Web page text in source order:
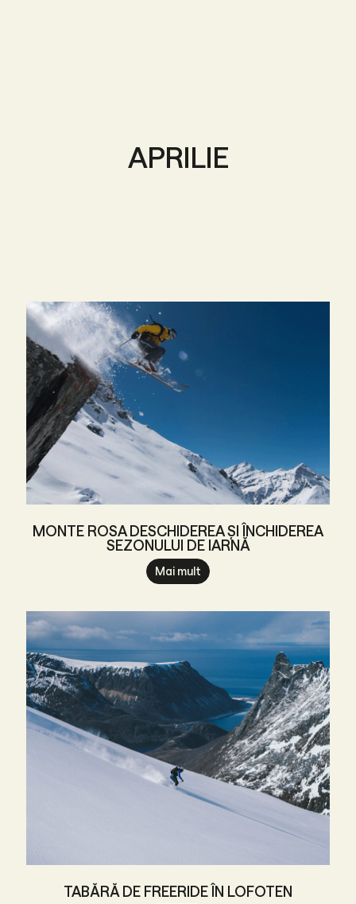
APRILIE
MONTE ROSA DESCHIDEREA ȘI ÎNCHIDEREA
SEZONULUI DE IARNĂ
Mai mult
TABĂRĂ DE FREERIDE ÎN LOFOTEN